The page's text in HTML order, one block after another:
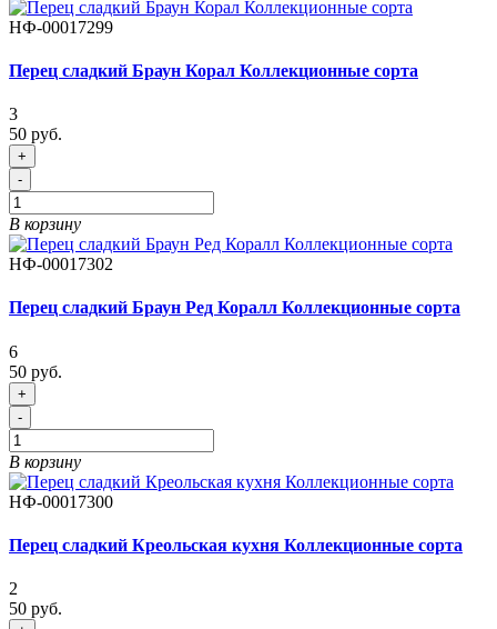
НФ-00017299
Перец сладкий Браун Корал Коллекционные сорта
3
50 руб.
+
-
В корзину
НФ-00017302
Перец сладкий Браун Ред Коралл Коллекционные сорта
6
50 руб.
+
-
В корзину
НФ-00017300
Перец сладкий Креольская кухня Коллекционные сорта
2
50 руб.